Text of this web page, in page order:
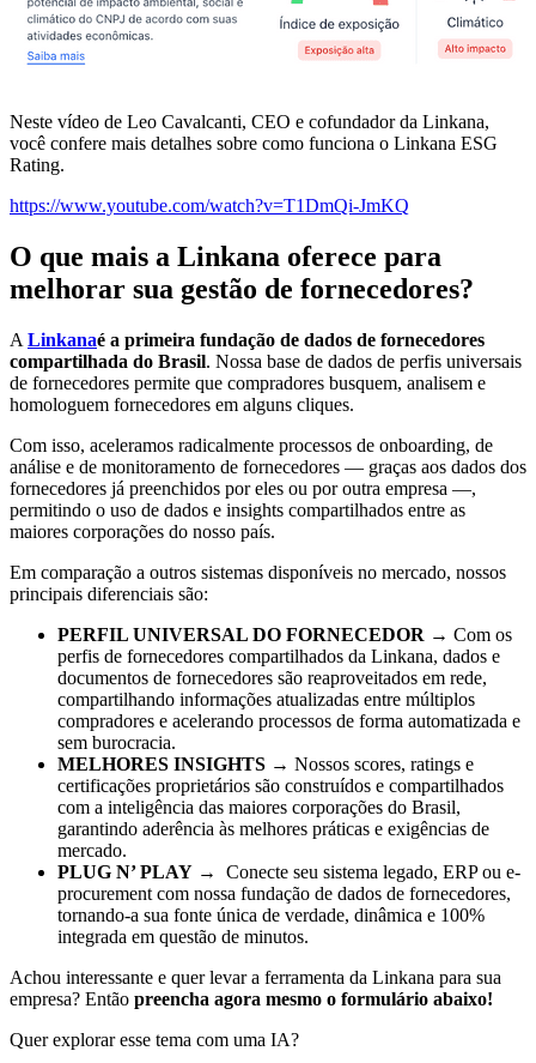
Neste vídeo de Leo Cavalcanti, CEO e cofundador da Linkana,
você confere mais detalhes sobre como funciona o Linkana ESG
Rating.
https://www.youtube.com/watch?v=T1DmQi-JmKQ
O que mais a Linkana oferece para
melhorar sua gestão de fornecedores?
A Linkanaé a primeira fundação de dados de fornecedores
compartilhada do Brasil. Nossa base de dados de perfis universais
de fornecedores permite que compradores busquem, analisem e
homologuem fornecedores em alguns cliques.
Com isso, aceleramos radicalmente processos de onboarding, de
análise e de monitoramento de fornecedores — graças aos dados dos
fornecedores já preenchidos por eles ou por outra empresa —,
permitindo o uso de dados e insights compartilhados entre as
maiores corporações do nosso país.
Em comparação a outros sistemas disponíveis no mercado, nossos
principais diferenciais são:
PERFIL UNIVERSAL DO FORNECEDOR → Com os
perfis de fornecedores compartilhados da Linkana, dados e
documentos de fornecedores são reaproveitados em rede,
compartilhando informações atualizadas entre múltiplos
compradores e acelerando processos de forma automatizada e
sem burocracia.
MELHORES INSIGHTS → Nossos scores, ratings e
certificações proprietários são construídos e compartilhados
com a inteligência das maiores corporações do Brasil,
garantindo aderência às melhores práticas e exigências de
mercado.
PLUG N’ PLAY → Conecte seu sistema legado, ERP ou e-
procurement com nossa fundação de dados de fornecedores,
tornando-a sua fonte única de verdade, dinâmica e 100%
integrada em questão de minutos.
Achou interessante e quer levar a ferramenta da Linkana para sua
empresa? Então preencha agora mesmo o formulário abaixo!
Quer explorar esse tema com uma IA?